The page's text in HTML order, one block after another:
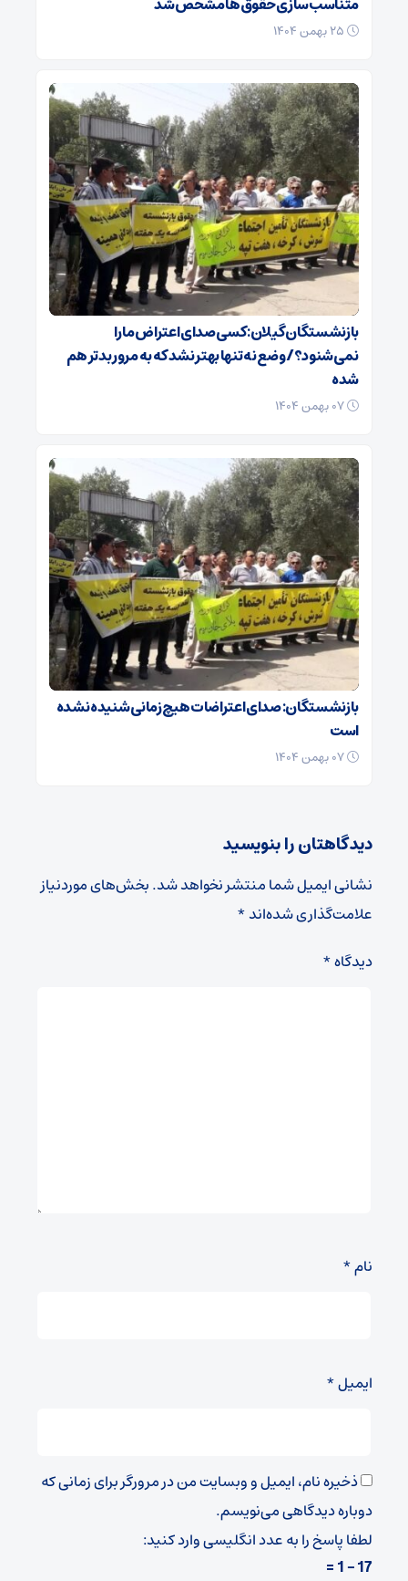
بازنشستگان گیلان: کسی صدای اعتراض ما را
نمی‌شنود؟/ وضع نه تنها بهتر نشد که به مرور بدتر هم
شده
بازنشستگان: صدای اعتراضات هیچ زمانی شنیده نشده
است
دیدگاهتان را بنویسید
نشانی ایمیل شما منتشر نخواهد شد.بخش‌های موردنیاز
علامت‌گذاری شده‌اند*
دیدگاه*
نام*
ایمیل*
ذخیره نام، ایمیل و وبسایت من در مرورگر برای زمانی که
دوباره دیدگاهی می‌نویسم.
لطفا پاسخ را به عدد انگلیسی وارد کنید:
17 − 1 =